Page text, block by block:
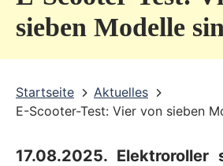
sieben Modelle
Startseite
Aktuelles
E-Scooter-Test: Vier von sieben
17.08.2025.